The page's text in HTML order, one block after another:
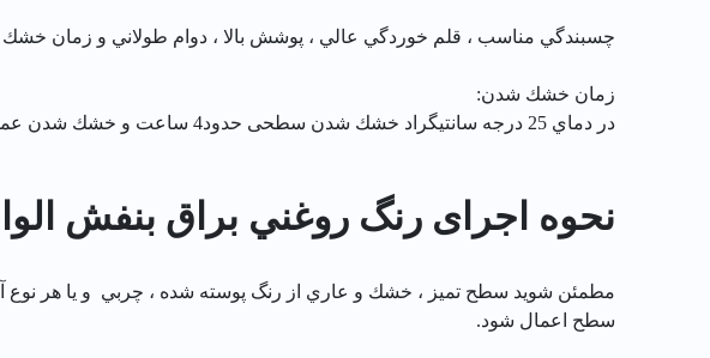
چسبندگي مناسب ، قلم خوردگي عالي ، پوشش بالا ، دوام طولاني و زمان
زمان خشك شدن:
در دماي 25 درجه سانتيگراد خشك شدن سطحی حدود4 ساعت و خشك شدن عمقی حدود 16ساعت.
نحوه اجرای رنگ روغني براق بنفش الوان کد
مطمئن شويد سطح تميز ، خشك و عاري از رنگ پوسته شده ، چربي و يا هر نوع
سطح اعمال شود.